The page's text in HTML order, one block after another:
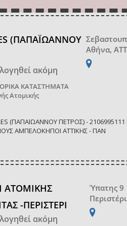
(ΠΑΠΑΪΩΑΝΝΟΥ
ακόμη
ΚΑΤΑΣΤΗΜΑΤΑ
Ατομικής
Αθήνα,
(ΠΑΠΑΪΩΑΝΝΟΥ ΠΕΤΡΟΣ) - 2106995111
ΑΜΠΕΛΟΚΗΠΟΙ ΑΤΤΙΚΗΣ - ΠΑΝ
ΑΤΟΜΙΚΗΣ
-ΠΕΡΙΣΤΕΡΙ
ακόμη
Ύπατης 9